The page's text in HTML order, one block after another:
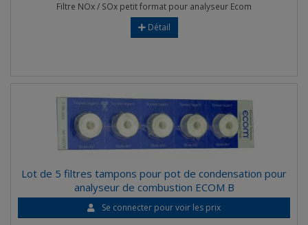
Filtre NOx / SOx petit format pour analyseur Ecom
Détail
Lot de 5 filtres tampons pour pot de condensation pour
analyseur de combustion ECOM B
Se connecter pour voir les prix